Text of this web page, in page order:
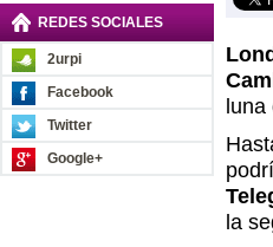
REDES SOCIALES
2urpi
Facebook
Twitter
Google+
la